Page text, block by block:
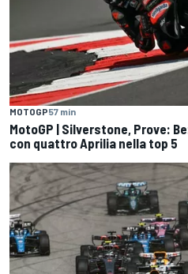
MOTOGP57 min
MotoGP | Silverstone, Prove:
con quattro Aprilia nella top 5